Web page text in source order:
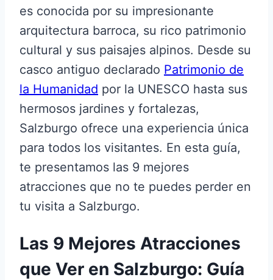
es conocida por su impresionante
arquitectura barroca, su rico patrimonio
cultural y sus paisajes alpinos. Desde su
casco antiguo declarado Patrimonio de
la Humanidad por la UNESCO hasta sus
hermosos jardines y fortalezas,
Salzburgo ofrece una experiencia única
para todos los visitantes. En esta guía,
te presentamos las 9 mejores
atracciones que no te puedes perder en
tu visita a Salzburgo.
Las 9 Mejores Atracciones
que Ver en Salzburgo: Guía